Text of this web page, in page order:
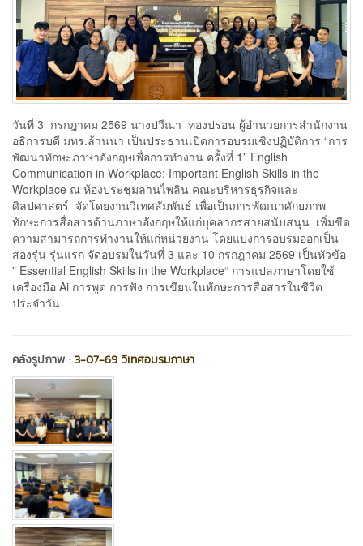
วันที่ 3 กรกฎาคม 2569 นางปวีณา ทองปรอน ผู้อำนวยการสำนักงาน
อธิการบดี มทร.ล้านนา เป็นประธานเปิดการอบรมเชิงปฏิบัติการ “การ
พัฒนาทักษะภาษาอังกฤษเพื่อการทำงาน ครั้งที่ 1” English
Communication in Workplace: Important English Skills in the
Workplace ณ ห้องประชุมลานไพลิน คณะบริหารธุรกิจและ
ศิลปศาสตร์ จัดโดยงานวิเทศสัมพันธ์ เพื่อเป็นการพัฒนาศักยภาพ
ทักษะการสื่อสารด้านภาษาอังกฤษให้แก่บุคลากรสายสนับสนุน เพิ่มขีด
ความสามารถการทำงานให้แก่หน่วยงาน โดยแบ่งการอบรมออกเป็น
สองรุ่น รุ่นแรก จัดอบรมในวันที่ 3 และ 10 กรกฎาคม 2569 เป็นหัวข้อ
” Essential English Skills in the Workplace“ การแปลภาษาโดยใช้
เครื่องมือ Ai การพูด การฟัง การเขียนในทักษะการสื่อสารในชีวิต
ประจำวัน
คลังรูปภาพ :3-07-69 วิเทศอบรมภาษา